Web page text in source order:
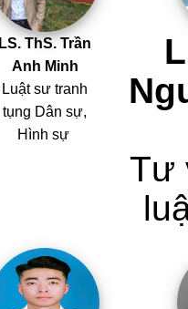
LS. ThS. Trần
Anh Minh
Luật sư tranh
tụng Dân sự,
Hình sự
Tư